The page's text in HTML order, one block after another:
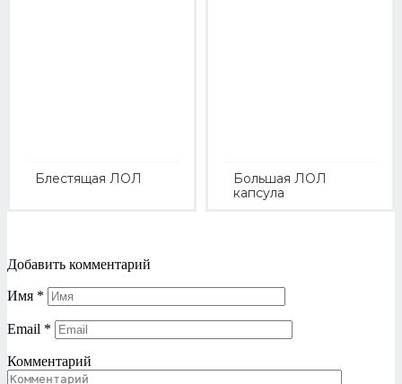
Блестящая ЛОЛ
Большая ЛОЛ
капсула
Добавить комментарий
Имя *
Email *
Комментарий